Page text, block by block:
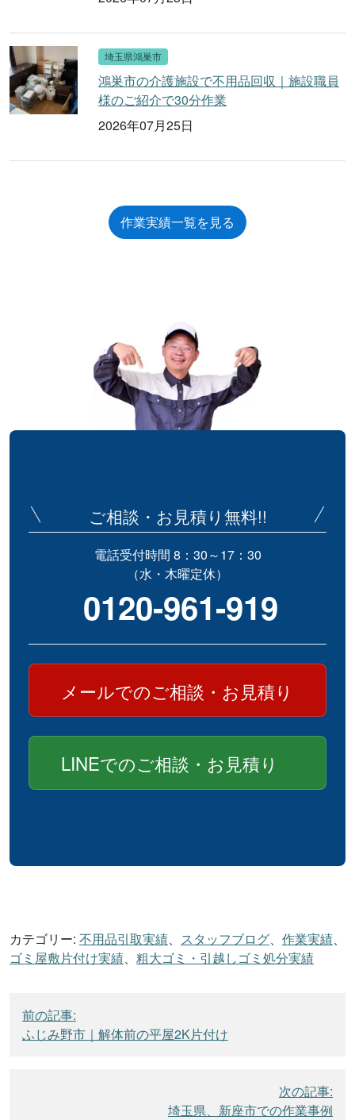
埼玉県鴻巣市
鴻巣市の介護施設で不用品回収｜施設職員
様のご紹介で30分作業
2026年07月25日
作業実績一覧を見る
ご相談・お見積り無料!!
電話受付時間 8：30～17：30
（水・木曜定休）
0120-961-919
メールでのご相談・お見積り
LINEでのご相談・お見積り
カテゴリー: 不用品引取実績、 スタッフブログ、 作業実績、
ゴミ屋敷片付け実績、 粗大ゴミ・引越しゴミ処分実績
投
稿
前の記事:
ふじみ野市｜解体前の平屋2K片付け
次の記事:
埼玉県、新座市での作業事例